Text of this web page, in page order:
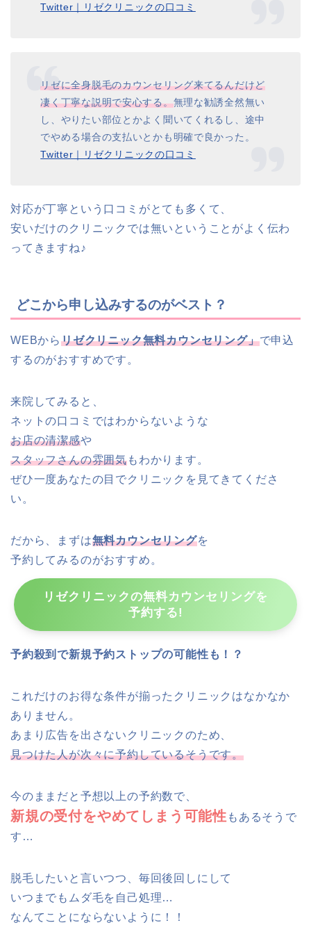
Twitter｜リゼクリニックの口コミ
リゼに全身脱毛のカウンセリング来てるんだけど
凄く丁寧な説明で安心する。無理な勧誘全然無い
し、やりたい部位とかよく聞いてくれるし、途中
でやめる場合の支払いとかも明確で良かった。
Twitter｜リゼクリニックの口コミ
対応が丁寧という口コミがとても多くて、
安いだけのクリニックでは無いということがよく伝わ
ってきますね♪
どこから申し込みするのがベスト？
WEBからリゼクリニック無料カウンセリング」で申込
するのがおすすめです。
来院してみると、
ネットの口コミではわからないような
お店の清潔感や
スタッフさんの雰囲気もわかります。
ぜひ一度あなたの目でクリニックを見てきてくださ
い。
だから、まずは無料カウンセリングを
予約してみるのがおすすめ。
リゼクリニックの無料カウンセリングを
予約する!
予約殺到で新規予約ストップの可能性も！？
これだけのお得な条件が揃ったクリニックはなかなか
ありません。
あまり広告を出さないクリニックのため、
見つけた人が次々に予約しているそうです。
今のままだと予想以上の予約数で、
新規の受付をやめてしまう可能性 もあるそうで
す…
脱毛したいと言いつつ、毎回後回しにして
いつまでもムダ毛を自己処理…
なんてことにならないように！！